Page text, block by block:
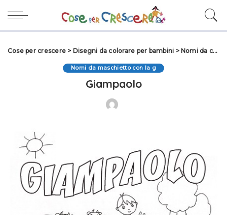
Cose per crescere > Disegni da colorare per bambini > Nomi da colorare
Nomi da maschietto con la g
Giampaolo